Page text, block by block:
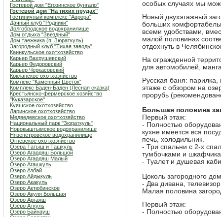
Гостевой дом "Егозинское бунгало"
Гостевой дом "На тихих прудах"
Гостиничный комплекс "Аврора"
Дачный клуб "Родники"
Долгобродское водохранилище
Дом отдыха "Звездный"
Дом таежника (п. Зюраткуль)
Загородный клуб "Тихая заводь"
Каинкульское охотхозяйство
Карьер Вахрушевский
Карьер Федоровский
Карьер Черкасовский
Кокланское охотхозяйство
Комлекс "Каменный Цветок"
Комплекс Баден-Баден (Лесная сказка)
Крестьянско-фермерское хозяйство
"Куказарское"
Куяшское охотхозяйство
Ларинское охотхозяйство
Медведевское охотхозяйство
Национальный парк "Зюраткуль"
Новокыштымское водохранилище
Нязепетровское водохранилище
Огневское охотхозяйство
Озера Татыш и Ташкуль
Озеро Агардяш Большой
Озеро Агардяш Малый
Озеро Агашкуль
Озеро Азбай
Озеро Айдыкуль
Озеро Акакуль
Озеро Актюбинское
Озеро Акуля Большая
Озеро Аргаяш
Озеро Аткуль
Озеро Байнауш
особых случаях мы
Новый двухэтажный
больших
всеми удобствами,
малой половинах
отдохнуть в
На огражденной
для автомобилей,
Русская баня:
этаже с обзором на
прорубь
Большая половина
Первый этаж:
- Полностью
кухне имеется вся
печь, холодильник.
- Три спальни с 2-х
тумбочками и
- Туалет и душевая
Цоколь загородного
- Два дивана,
Малая половина
Первый этаж:
- Полностью